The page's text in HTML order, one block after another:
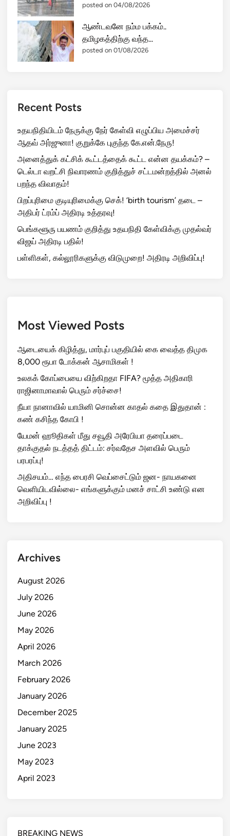
posted on 04/08/2026
ஆண்டவனே நம்ம பக்கம்..
தமிழகத்திற்கு வந்த...
posted on 01/08/2026
Recent Posts
உதயநிதியிடம் நேருக்கு நேர் கேள்வி எழுப்பிய அமைச்சர்
ஆதவ் அர்ஜுனா! குறுக்கே புகுந்த கே.என்.நேரு!
அனைத்துக் கட்சிக் கூட்டத்தைக் கூட்ட என்ன தயக்கம்? –
டெல்டா வறட்சி நிவாரணம் குறித்துச் சட்டமன்றத்தில் அனல்
பறந்த விவாதம்!
பிறப்புரிமை குடியுரிமைக்கு செக்! ‘birth tourism’ தடை –
அதிபர் ட்ரம்ப் அதிரடி உத்தரவு!
பெங்களூரு பயணம் குறித்து உதயநிதி கேள்விக்கு முதல்வர்
விஜய் அதிரடி பதில்!
பள்ளிகள், கல்லூரிகளுக்கு விடுமுறை! அதிரடி அறிவிப்பு!
Most Viewed Posts
ஆடையைக் கிழித்து, மார்புப் பகுதியில் கை வைத்த திமுக
8,000 ரூபா டோக்கன் ஆசாமிகள் !
உலகக் கோப்பையை விற்கிறதா FIFA? மூத்த அதிகாரி
ராஜினாமாவால் பெரும் சர்ச்சை!
நீயா நானாவில் யாமினி சொன்ன காதல் கதை இதுதான் :
கண் கசிந்த கோபி !
யேமன் ஹூதிகள் மீது சவூதி அரேபியா தரைப்படை
தாக்குதல் நடத்தத் திட்டம்: சர்வதேச அளவில் பெரும்
பரபரப்பு!
அதிசயம்… எந்த பைரசி வெப்சைட்டும் ஜன- நாயகனை
வெளியிடவில்லை- எங்களுக்கும் மனச் சாட்சி உண்டு என
அறிவிப்பு !
Archives
August 2026
July 2026
June 2026
May 2026
April 2026
March 2026
February 2026
January 2026
December 2025
January 2025
June 2023
May 2023
April 2023
BREAKING NEWS